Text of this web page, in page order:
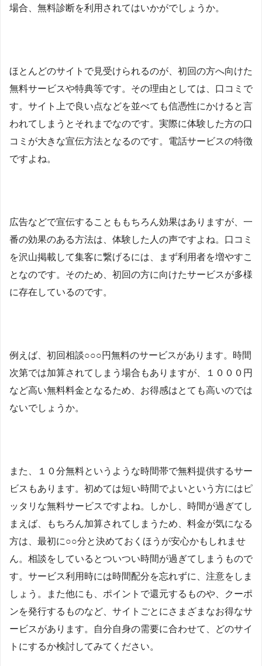
場合、無料診断を利用されてはいかがでしょうか。
ほとんどのサイトで見受けられるのが、初回の方へ向けた
無料サービスや特典等です。その理由としては、口コミで
す。サイト上で良い点などを並べても信憑性にかけると言
われてしまうとそれまでなのです。実際に体験した方の口
コミが大きな宣伝方法となるのです。電話サービスの特徴
ですよね。
広告などで宣伝することももちろん効果はありますが、一
番の効果のある方法は、体験した人の声ですよね。口コミ
を沢山掲載して集客に繋げるには、まず利用者を増やすこ
となのです。そのため、初回の方に向けたサービスが多様
に存在しているのです。
例えば、初回相談○○○円無料のサービスがあります。時間
次第では加算されてしまう場合もありますが、１０００円
など高い無料料金となるため、お得感はとても高いのでは
ないでしょうか。
また、１０分無料というような時間帯で無料提供するサー
ビスもあります。初めては短い時間でよいという方にはピ
ッタリな無料サービスですよね。しかし、時間が過ぎてし
まえば、もちろん加算されてしまうため、料金が気になる
方は、最初に○○分と決めておくほうが安心かもしれませ
ん。相談をしているとついつい時間が過ぎてしまうもので
す。サービス利用時には時間配分を忘れずに、注意をしま
しょう。また他にも、ポイントで還元するものや、クーポ
ンを発行するものなど、サイトごとにさまざまなお得なサ
ービスがあります。自分自身の需要に合わせて、どのサイ
トにするか検討してみてください。